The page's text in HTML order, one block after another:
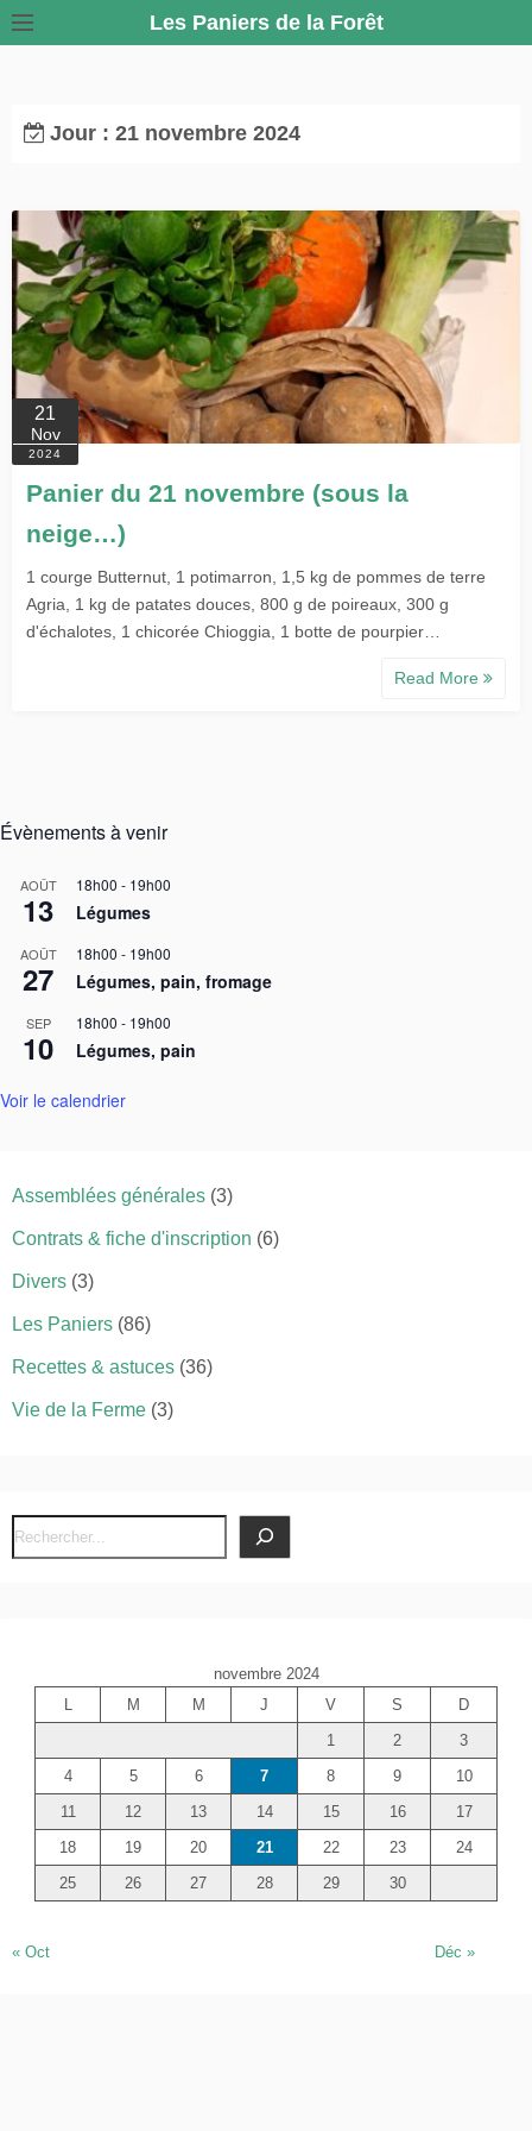
k
Les Paniers de la Forêt
Jour : 21 novembre 2024
21
Nov
2024
Panier du 21 novembre (sous la
neige…)
1 courge Butternut, 1 potimarron, 1,5 kg de pommes de terre
Agria, 1 kg de patates douces, 800 g de poireaux, 300 g
d'échalotes, 1 chicorée Chioggia, 1 botte de pourpier…
Read More
Évènements à venir
AOÛT
13
18h00 - 19h00
Légumes
AOÛT
27
18h00 - 19h00
Légumes, pain, fromage
SEP
10
18h00 - 19h00
Légumes, pain
Voir le calendrier
Assemblées générales (3)
Contrats & fiche d'inscription (6)
Divers (3)
Les Paniers (86)
Recettes & astuces (36)
Vie de la Ferme (3)
R
e
novembre 2024
L
M M J V S
D
1
2
3
4
5 6 7 8 9
10
11
12 13 14 15 16
17
18
19 20 21 22 23
24
25
26 27 28 29 30
« Oct Déc »